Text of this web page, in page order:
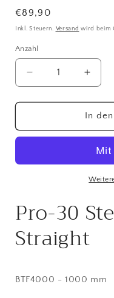
Normaler
Preis
€89,90
Inkl. Steuern. Versand wird beim
Anzahl
Anzahl
Verringere
die
Menge
2-
50mm
Länge
G-
Truss
die
für
2-
Länge
G-
In
Pro-30
Straight
BTF4000 - 1000 mm